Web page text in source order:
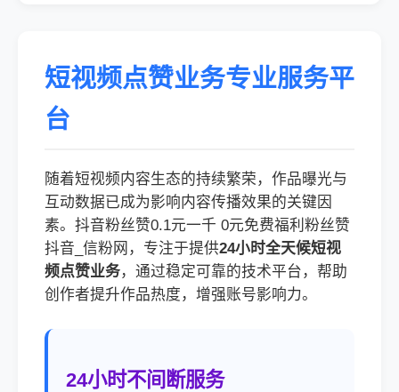
短视频点赞业务专业服务平
台
随着短视频内容生态的持续繁荣，作品曝光与
互动数据已成为影响内容传播效果的关键因
素。抖音粉丝赞0.1元一千 0元免费福利粉丝赞
抖音_信粉网，专注于提供24小时全天候短视
频点赞业务，通过稳定可靠的技术平台，帮助
创作者提升作品热度，增强账号影响力。
24小时不间断服务